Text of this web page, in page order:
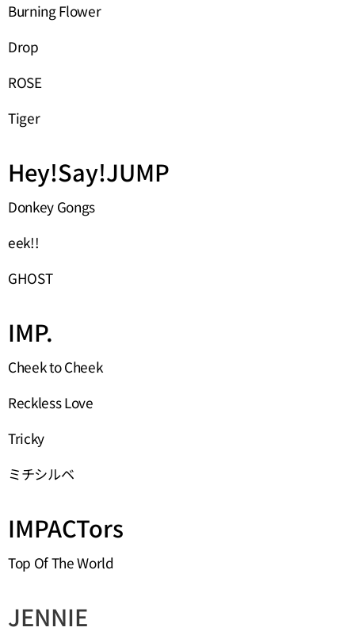
Burning Flower
Drop
ROSE
Tiger
Hey!Say!JUMP
Donkey Gongs
eek!!
GHOST
IMP.
Cheek to Cheek
Reckless Love
Tricky
ミチシルベ
IMPACTors
Top Of The World
JENNIE